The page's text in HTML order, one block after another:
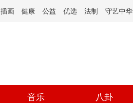
插画 健康 公益 优选 法制 守艺中华
音乐 八卦